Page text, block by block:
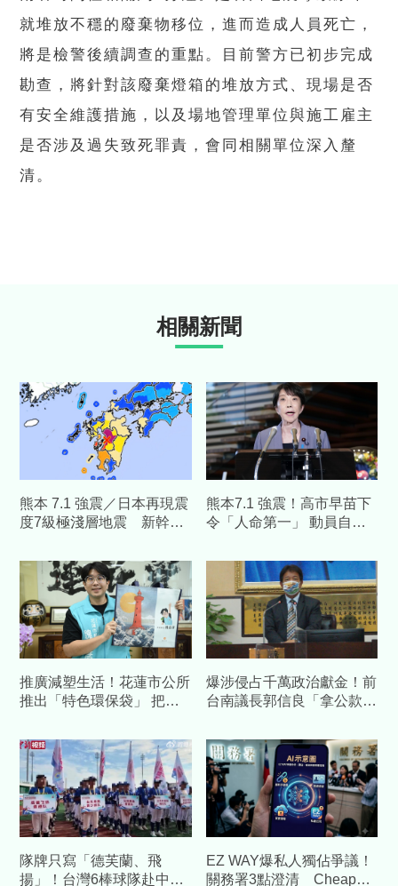
就堆放不穩的廢棄物移位，進而造成人員死亡，
將是檢警後續調查的重點。目前警方已初步完成
勘查，將針對該廢棄燈箱的堆放方式、現場是否
有安全維護措施，以及場地管理單位與施工雇主
是否涉及過失致死罪責，會同相關單位深入釐
清。
相關新聞
熊本 7.1 強震／日本再現震
度7級極淺層地震 新幹線
熊本7.1 強震！高市早苗下
令「人命第一」 動員自衛
推廣減塑生活！花蓮市公所
推出「特色環保袋」 把在
爆涉侵占千萬政治獻金！前
台南議長郭信良「拿公款補
刑
隊牌只寫「德芙蘭、飛
揚」！台灣6棒球隊赴中交
EZ WAY爆私人獨佔爭議！
關務署3點澄清 Cheap重